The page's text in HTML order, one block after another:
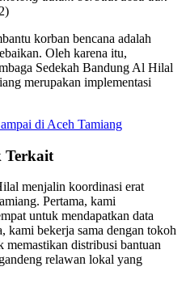
korban bencana adalah
Oleh karena itu,
Sedekah Bandung Al Hilal
merupakan implementasi
di Aceh Tamiang
Terkait
menjalin koordinasi erat
Pertama, kami
untuk mendapatkan data
kami bekerja sama dengan tokoh
memastikan distribusi bantuan
relawan lokal yang